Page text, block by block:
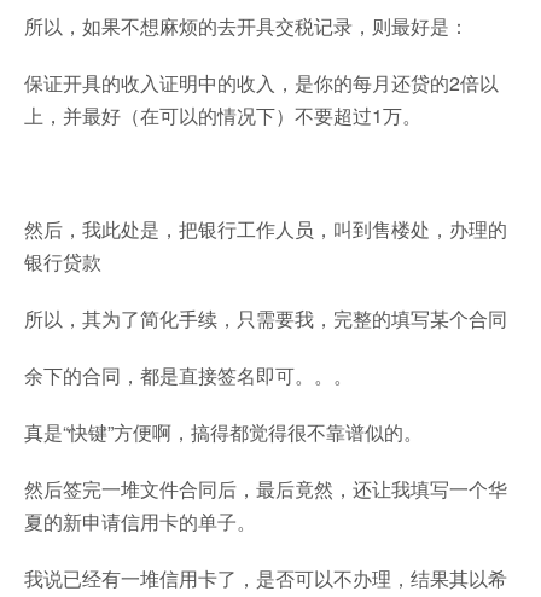
所以，如果不想麻烦的去开具交税记录，则最好是：
保证开具的收入证明中的收入，是你的每月还贷的2倍以
上，并最好（在可以的情况下）不要超过1万。
然后，我此处是，把银行工作人员，叫到售楼处，办理的
银行贷款
所以，其为了简化手续，只需要我，完整的填写某个合同
余下的合同，都是直接签名即可。。。
真是“快键”方便啊，搞得都觉得很不靠谱似的。
然后签完一堆文件合同后，最后竟然，还让我填写一个华
夏的新申请信用卡的单子。
我说已经有一堆信用卡了，是否可以不办理，结果其以希